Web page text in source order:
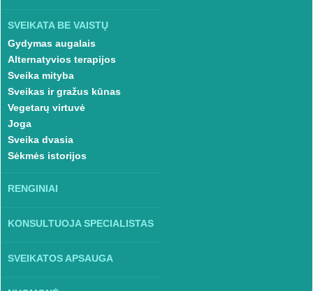
SVEIKATA BE VAISTŲ
Gydymas augalais
Alternatyvios terapijos
Sveika mityba
Sveikas ir gražus kūnas
Vegetarų virtuvė
Joga
Sveika dvasia
Sėkmės istorijos
RENGINIAI
KONSULTUOJA SPECIALISTAS
SVEIKATOS APSAUGA